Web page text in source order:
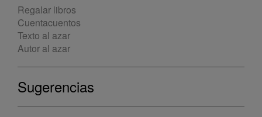
Regalar libros
Cuentacuentos
Texto al azar
Autor al azar
Sugerencias